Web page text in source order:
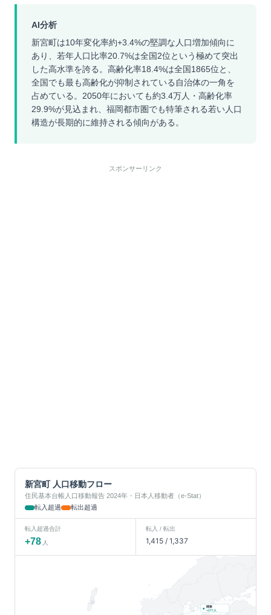
AI分析
新宮町は10年変化率約+3.4%の堅調な人口増加傾向に
あり、若年人口比率20.7%は全国2位という極めて突出
した高水準を誇る。高齢化率18.4%は全国1865位と、
全国でも最も高齢化が抑制されている自治体の一角を
占めている。2050年においても約3.4万人・高齢化率
29.9%が見込まれ、福岡都市圏でも特筆される若い人口
構造が長期的に維持される傾向がある。
スポンサーリンク
新宮町人口移動フロー
住民基本台帳人口移動報告 2024年・日本人移動者（e-Stat）
転入超過
転出超過
転入超過合計
+78 人
転入 / 転出
1,415/ 1,337
関東
+277人